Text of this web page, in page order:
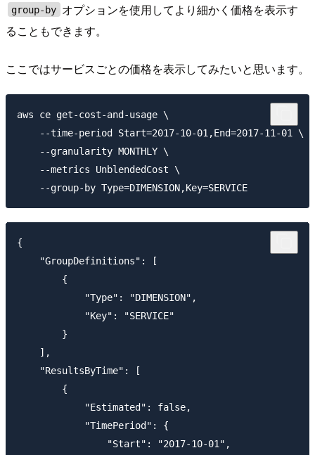
group-by オプションを使用してより細かく価格を表示す
ることもできます。
ここではサービスごとの価格を表示してみたいと思います。
aws ce get-cost-and-usage \
    --time-period Start=2017-10-01,End=2017-11-01 \
    --granularity MONTHLY \
    --metrics UnblendedCost \
{
    "GroupDefinitions": [
        {
            "Type": "DIMENSION",
            "Key": "SERVICE"
        }
    ],
    "ResultsByTime": [
        {
            "Estimated": false,
            "TimePeriod": {
                "Start": "2017-10-01",